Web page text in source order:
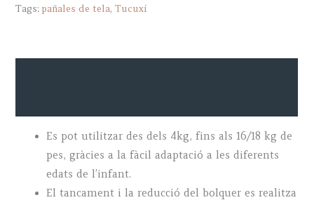
butxaca)
Tags:pañales de tela,Tucuxí
Es pot utilitzar des dels 4kg, fins als 16/18 kg de
pes, gràcies a la fàcil adaptació a les diferents
edats de l’infant.
El tancament i la reducció del bolquer es realitza